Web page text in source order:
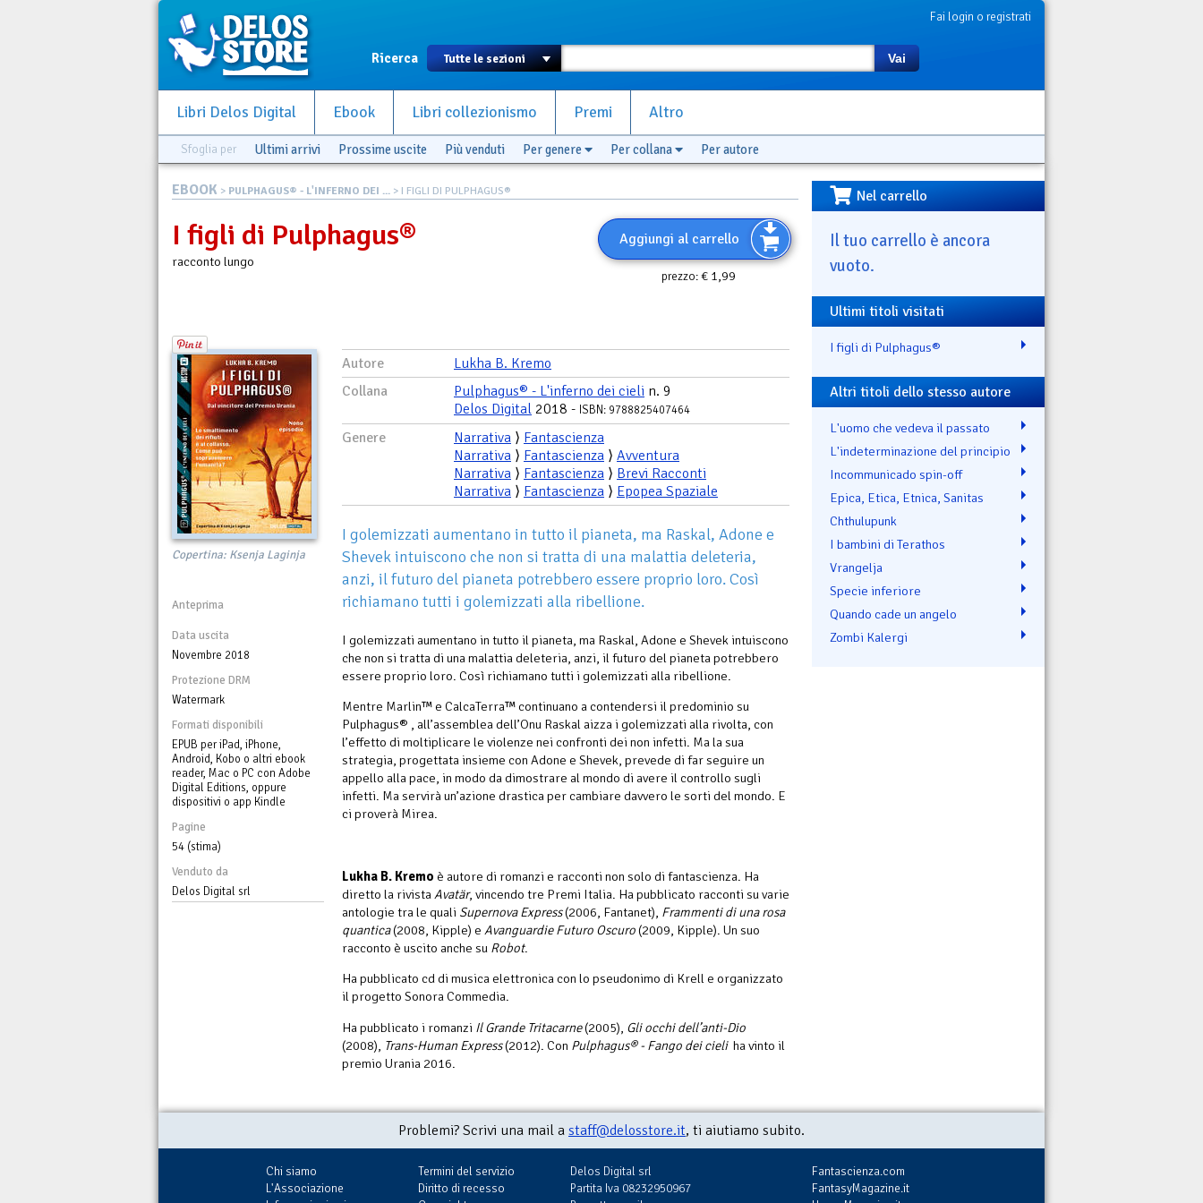
Fai login o registrati
Ricerca Vai
Libri Delos Digital Ebook Libri collezionismo Premi Altro
Sfoglia per Ultimi arrivi Prossime uscite Più venduti Per genere Per collana Per autore
EBOOK > PULPHAGUS® - L'INFERNO DEI ... > I FIGLI DI PULPHAGUS®
Aggiungi al carrello
prezzo:€ 1,99
I figli di Pulphagus®
racconto lungo
Copertina: Ksenja Laginja
Anteprima
Data uscita
Novembre 2018
Protezione DRM
Watermark
Formati disponibili
EPUB per iPad, iPhone,
Android, Kobo o altri ebook
reader, Mac o PC con Adobe
Digital Editions, oppure
dispositivi o app Kindle
Pagine
54 (stima)
Venduto da
Delos Digital srl
Autore
Lukha B. Kremo
Collana
Pulphagus® - L'inferno dei cieli n. 9
Delos Digital 2018 - ISBN: 9788825407464
Genere Narrativa ⟩ Fantascienza
Narrativa ⟩ Fantascienza ⟩ Avventura
Narrativa ⟩ Fantascienza ⟩ Brevi Racconti
Narrativa ⟩ Fantascienza ⟩ Epopea Spaziale
I golemizzati aumentano in tutto il pianeta, ma Raskal, Adone e
Shevek intuiscono che non si tratta di una malattia deleteria,
anzi, il futuro del pianeta potrebbero essere proprio loro. Così
richiamano tutti i golemizzati alla ribellione.
I golemizzati aumentano in tutto il pianeta, ma Raskal, Adone e Shevek intuiscono
che non si tratta di una malattia deleteria, anzi, il futuro del pianeta potrebbero
essere proprio loro. Così richiamano tutti i golemizzati alla ribellione.
Mentre Marlin™ e CalcaTerra™ continuano a contendersi il predominio su
Pulphagus® , all’assemblea dell’Onu Raskal aizza i golemizzati alla rivolta, con
l’effetto di moltiplicare le violenze nei confronti dei non infetti. Ma la sua
strategia, progettata insieme con Adone e Shevek, prevede di far seguire un
appello alla pace, in modo da dimostrare al mondo di avere il controllo sugli
infetti. Ma servirà un’azione drastica per cambiare davvero le sorti del mondo. E
ci proverà Mirea.
Lukha B. Kremo è autore di romanzi e racconti non solo di fantascienza. Ha
diretto la rivistaAvatär, vincendo tre Premi Italia. Ha pubblicato racconti su varie
antologie tra le quali Supernova Express(2006, Fantanet), Frammenti di una rosa
quantica(2008, Kipple) e Avanguardie Futuro Oscuro(2009, Kipple). Un suo
racconto è uscito anche su Robot.
Ha pubblicato cd di musica elettronica con lo pseudonimo di Krell e organizzato
il progetto Sonora Commedia.
Ha pubblicato i romanzi Il Grande Tritacarne(2005), Gli occhi dell’anti-Dio
(2008), Trans-Human Express(2012). Con Pulphagus® - Fango dei cieliha vinto il
premio Urania 2016.
Nel carrello
Il tuo carrello è ancora
vuoto.
Ultimi titoli visitati
I figli di Pulphagus®
Altri titoli dello stesso autore
L'uomo che vedeva il passato
L'indeterminazione del principio
Incommunicado spin-off
Epica, Etica, Etnica, Sanitas
Chthulupunk
I bambini di Terathos
Vrangelja
Specie inferiore
Quando cade un angelo
Zombi Kalergi
Problemi? Scrivi una mail a staff@delosstore.it, ti aiutiamo subito.
Chi siamo
L'Associazione
Termini del servizio
Diritto di recesso
Delos Digital srl
Partita Iva 08232950967
Fantascienza.com
FantasyMagazine.it